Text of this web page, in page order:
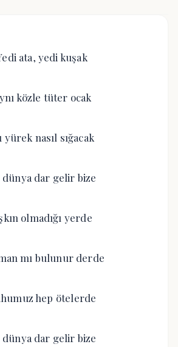
ata, yedi kuşak
közle tüter ocak
yürek nasıl sığacak
dünya dar gelir bize
olmadığı yerde
mı bulunur derde
hep ötelerde
dünya dar gelir bize